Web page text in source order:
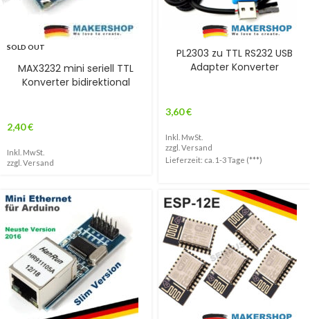
SOLD OUT
MAX3232 mini seriell TTL
Konverter bidirektional
2,40€
Inkl. MwSt.
zzgl. Versand
PL2303 zu TTL RS232 USB
Adapter Konverter
3,60€
Inkl. MwSt.
zzgl. Versand
Lieferzeit: ca. 1-3 Tage (***)